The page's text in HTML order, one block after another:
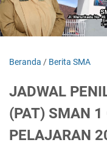
Beranda / Berita SMA
JADWAL
(PAT) SMAN 1
PELAJARAN